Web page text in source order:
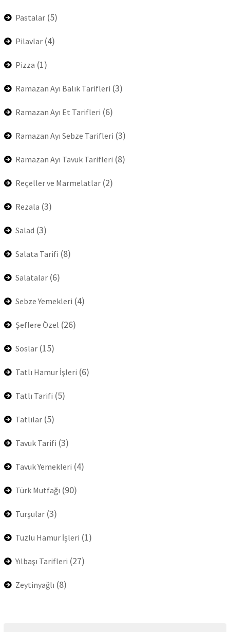
Pastalar (5)
Pilavlar (4)
Pizza (1)
Ramazan Ayı Balık Tarifleri (3)
Ramazan Ayı Et Tarifleri (6)
Ramazan Ayı Sebze Tarifleri (3)
Ramazan Ayı Tavuk Tarifleri (8)
Reçeller ve Marmelatlar (2)
Rezala (3)
Salad (3)
Salata Tarifi (8)
Salatalar (6)
Sebze Yemekleri (4)
Şeflere Özel (26)
Soslar (15)
Tatlı Hamur İşleri (6)
Tatlı Tarifi (5)
Tatlılar (5)
Tavuk Tarifi (3)
Tavuk Yemekleri (4)
Türk Mutfağı (90)
Turşular (3)
Tuzlu Hamur İşleri (1)
Yılbaşı Tarifleri (27)
Zeytinyağlı (8)